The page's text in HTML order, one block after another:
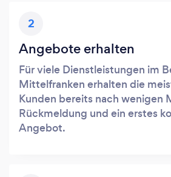
2
Angebote erhalten
Für viele Dienstleistungen im
Mittelfranken erhalten die
Kunden bereits nach wenigen
Rückmeldung und ein erstes
Angebot.